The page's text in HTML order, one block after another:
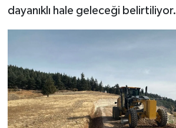
dayanıklı hale geleceği belirtiliyor.
KÜLTÜR SANAT